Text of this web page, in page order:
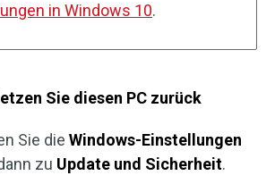
in Windows 10.
Sie diesen PC zurück
Sie die Windows-Einstellungen
zu Update und Sicherheit.